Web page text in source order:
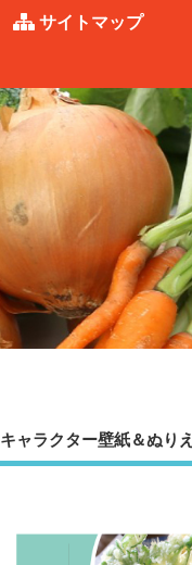
サイトマップ
キャラクター壁紙＆ぬりえ